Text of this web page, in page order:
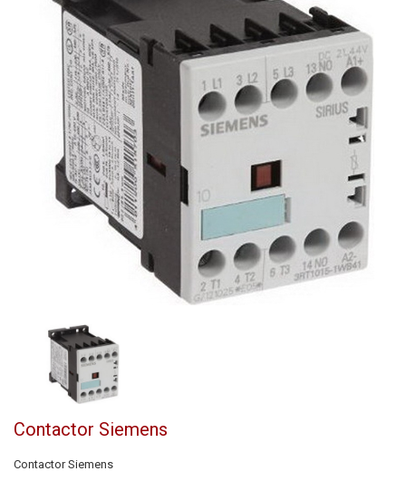
Contactor Siemens
Contactor Siemens